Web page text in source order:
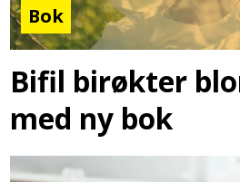
Bok
Bifil birøkter
med ny bok